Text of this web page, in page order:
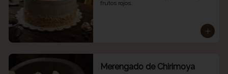
frutos rojos.
Merengado de Chirimoya